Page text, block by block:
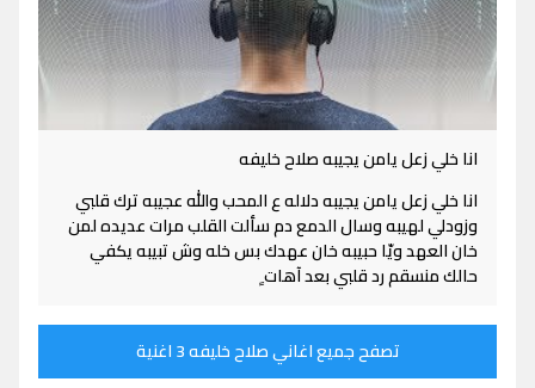
انا خلي زعل يامن يجيبه صلاح خليفه
انا خلي زعل يامن يجيبه دلاله ع المحب والله عجيبه ترك قلبي
وزودلي لهيبه وسال الدمع دم سألت القلب مرات عديده لمن
خان العهد ويّا حبيبه خان عهدك بس خله وش تبيبه يكفي
حالك منسقم رد قلبي بعد آهات ٍ
تصفح جميع اغاني صلاح خليفه 3 اغنية